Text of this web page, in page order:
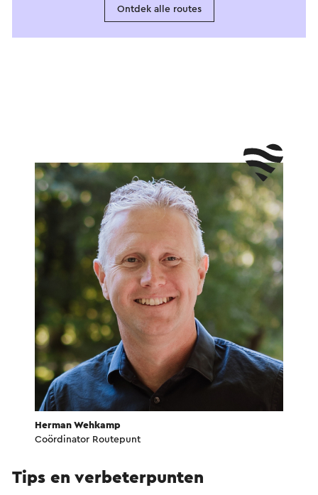
Ontdek alle routes
Herman Wehkamp
Coördinator Routepunt
Tips en verbeterpunten